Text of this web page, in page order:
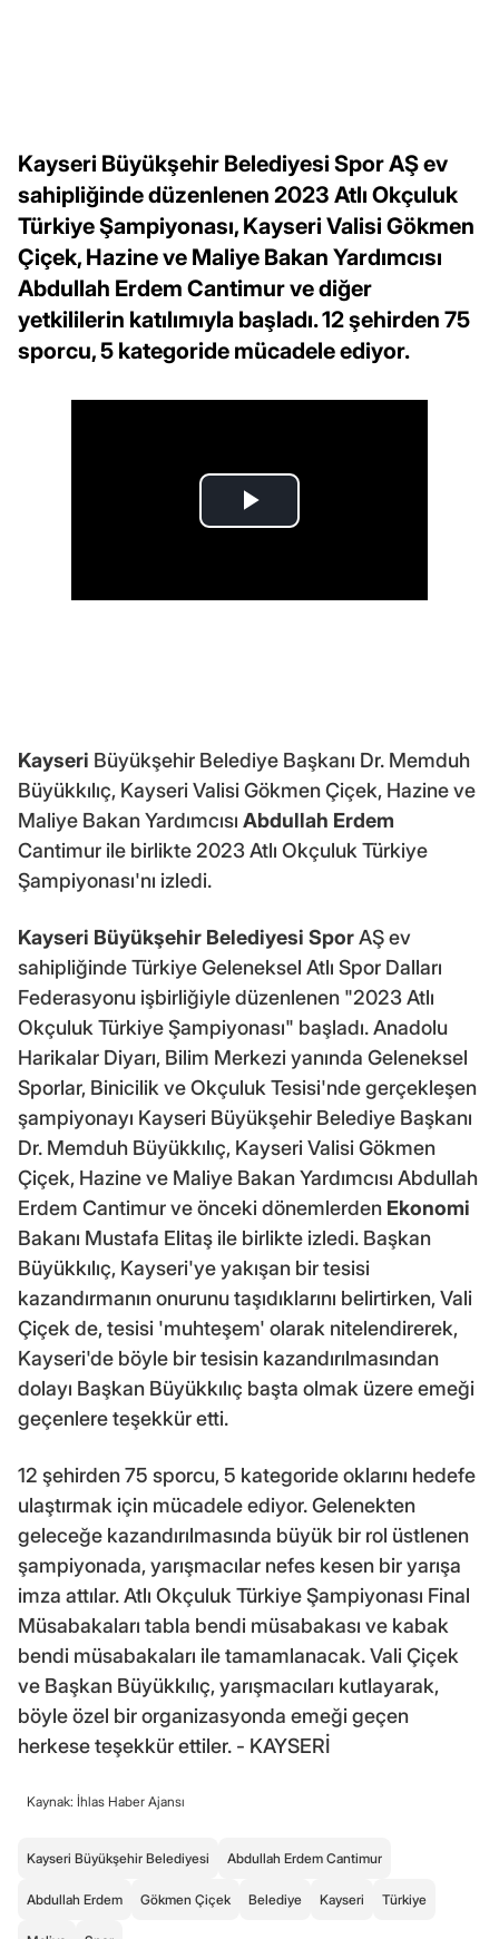
Kayseri Büyükşehir Belediyesi Spor AŞ ev
sahipliğinde düzenlenen 2023 Atlı Okçuluk
Türkiye Şampiyonası, Kayseri Valisi Gökmen
Çiçek, Hazine ve Maliye Bakan Yardımcısı
Abdullah Erdem Cantimur ve diğer
yetkililerin katılımıyla başladı. 12 şehirden 75
sporcu, 5 kategoride mücadele ediyor.
Kayseri Büyükşehir Belediye Başkanı Dr. Memduh
Büyükkılıç, Kayseri Valisi Gökmen Çiçek, Hazine ve
Maliye Bakan Yardımcısı Abdullah Erdem
Cantimur ile birlikte 2023 Atlı Okçuluk Türkiye
Şampiyonası'nı izledi.
Kayseri Büyükşehir Belediyesi SporAŞ ev
sahipliğinde Türkiye Geleneksel Atlı Spor Dalları
Federasyonu işbirliğiyle düzenlenen "2023 Atlı
Okçuluk Türkiye Şampiyonası" başladı. Anadolu
Harikalar Diyarı, Bilim Merkezi yanında Geleneksel
Sporlar, Binicilik ve Okçuluk Tesisi'nde gerçekleşen
şampiyonayı Kayseri Büyükşehir Belediye Başkanı
Dr. Memduh Büyükkılıç, Kayseri Valisi Gökmen
Çiçek, Hazine ve Maliye Bakan Yardımcısı Abdullah
Erdem Cantimur ve önceki dönemlerden Ekonomi
Bakanı Mustafa Elitaş ile birlikte izledi. Başkan
Büyükkılıç, Kayseri'ye yakışan bir tesisi
kazandırmanın onurunu taşıdıklarını belirtirken, Vali
Çiçek de, tesisi 'muhteşem' olarak nitelendirerek,
Kayseri'de böyle bir tesisin kazandırılmasından
dolayı Başkan Büyükkılıç başta olmak üzere emeği
geçenlere teşekkür etti.
12 şehirden 75 sporcu, 5 kategoride oklarını hedefe
ulaştırmak için mücadele ediyor. Gelenekten
geleceğe kazandırılmasında büyük bir rol üstlenen
şampiyonada, yarışmacılar nefes kesen bir yarışa
imza attılar. Atlı Okçuluk Türkiye Şampiyonası Final
Müsabakaları tabla bendi müsabakası ve kabak
bendi müsabakaları ile tamamlanacak. Vali Çiçek
ve Başkan Büyükkılıç, yarışmacıları kutlayarak,
böyle özel bir organizasyonda emeği geçen
herkese teşekkür ettiler. - KAYSERİ
Kaynak: İhlas Haber Ajansı
Kayseri Büyükşehir Belediyesi Abdullah Erdem Cantimur
Abdullah Erdem Gökmen Çiçek Belediye Kayseri Türkiye